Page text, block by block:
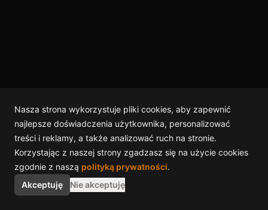
Nasza strona wykorzystuje pliki cookies, aby zapewnić
najlepsze doświadczenia użytkownika, personalizować
treści i reklamy, a także analizować ruch na stronie.
Korzystając z naszej strony zgadzasz się na użycie cookies
zgodnie z naszą polityką prywatności.
Akceptuję
Nie akceptuję